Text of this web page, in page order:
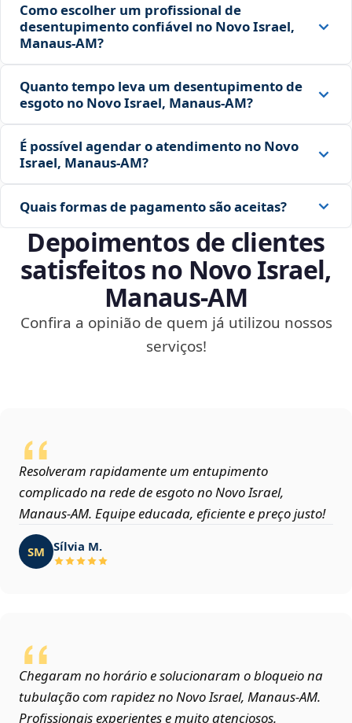
Como escolher um profissional de
desentupimento confiável no Novo Israel,
Manaus‑AM?
Quanto tempo leva um desentupimento de
esgoto no Novo Israel, Manaus‑AM?
É possível agendar o atendimento no Novo
Israel, Manaus‑AM?
Quais formas de pagamento são aceitas?
Depoimentos de clientes
satisfeitos no Novo Israel,
Manaus‑AM
Confira a opinião de quem já utilizou nossos
serviços!
Resolveram rapidamente um entupimento
complicado na rede de esgoto no Novo Israel,
Manaus‑AM. Equipe educada, eficiente e preço justo!
SM Sílvia M.
Chegaram no horário e solucionaram o bloqueio na
tubulação com rapidez no Novo Israel, Manaus‑AM.
Profissionais experientes e muito atenciosos.